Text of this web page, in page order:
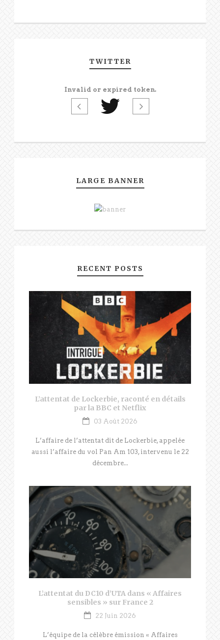
TWITTER
Invalid or expired token.
LARGE BANNER
RECENT POSTS
L’attentat de Lockerbie, raconté en détails
par la BBC et Netflix
03 Août 2026
L’affaire de l’attentat dit de Lockerbie, appelée
aussi l’affaire du vol Pan Am 103, intervenu le 22
décembre...
L’attentat du DC10 d’UTA dans « Affaires
sensibles » sur France 2
22 Juin 2026
L’équipe de la célèbre émission « Affaires